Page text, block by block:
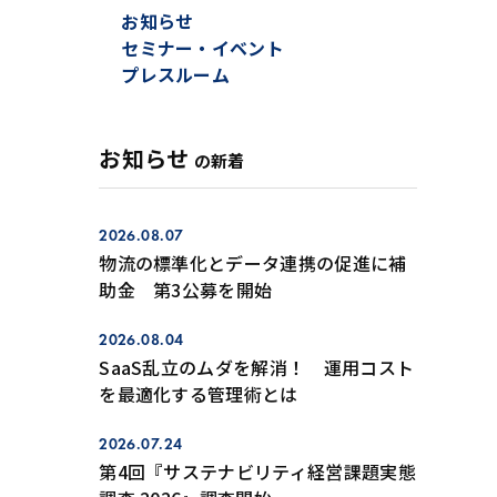
お知らせ
セミナー・イベント
プレスルーム
お知らせ の新着
2026.08.07
物流の標準化とデータ連携の促進に補
助金 第3公募を開始
2026.08.04
SaaS乱立のムダを解消！ 運用コスト
を最適化する管理術とは
2026.07.24
第4回『サステナビリティ経営課題実態